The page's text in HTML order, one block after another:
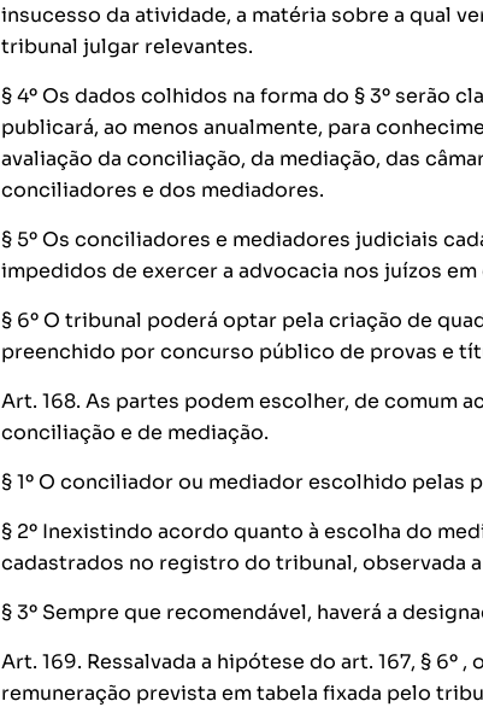
insucesso da atividade, a matéria sobre a qual
tribunal julgar relevantes.
§ 4º Os dados colhidos na forma do § 3º serão
publicará, ao menos anualmente, para
avaliação da conciliação, da mediação, das
conciliadores e dos mediadores.
§ 5º Os conciliadores e mediadores judiciais
impedidos de exercer a advocacia nos juízos
§ 6º O tribunal poderá optar pela criação de
preenchido por concurso público de provas e
Art. 168. As partes podem escolher, de comum
conciliação e de mediação.
§ 1º O conciliador ou mediador escolhido pelas
§ 2º Inexistindo acordo quanto à escolha do
cadastrados no registro do tribunal, observada
§ 3º Sempre que recomendável, haverá a
Art. 169. Ressalvada a hipótese do art. 167, §
remuneração prevista em tabela fixada pelo